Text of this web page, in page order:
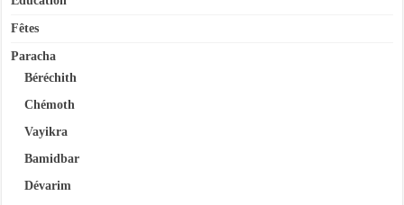
Fêtes
Paracha
Béréchith
Chémoth
Vayikra
Bamidbar
Dévarim